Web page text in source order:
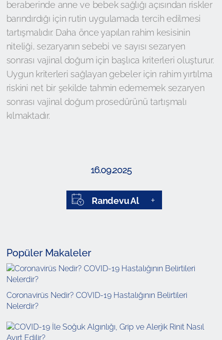
beraberinde anne ve bebek sağlığı açısından riskler
barındırdığı için rutin uygulamada tercih edilmesi
tartışmalıdır. Daha önce yapılan rahim kesisinin
niteliği, sezaryanın sebebi ve sayısı sezaryen
sonrası vajinal doğum için başlıca kriterleri oluşturur.
Uygun kriterleri sağlayan gebeler için rahim yırtılma
riskini net bir şekilde tahmin edememek sezaryen
sonrası vajinal doğum prosedürünü tartışmalı
kılmaktadır.
16.09.2025
Randevu Al
Popüler Makaleler
Coronavirüs Nedir? COVID-19 Hastalığının Belirtileri
Nelerdir?